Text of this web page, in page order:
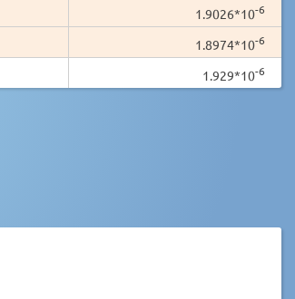
1.9026*10-6
1.8974*10-6
1.929*10-6